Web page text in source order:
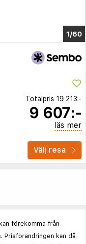
1/60
Totalpris 19 213:-
9 607:-
läs mer
Välj resa
förekomma från
kan då